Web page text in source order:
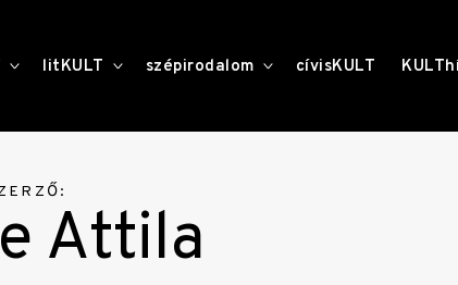
toggle
child
litKULT toggle
child
szépirodalom toggle
childcívisKULT
Attila